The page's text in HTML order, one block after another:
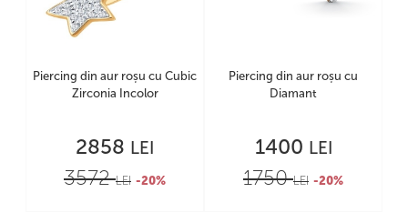
Piercing din aur roșu cu Cubic
Zirconia Incolor
2858 LEI
3572LEI -20%
Piercing din aur roșu cu
Diamant
1400 LEI
1750LEI -20%